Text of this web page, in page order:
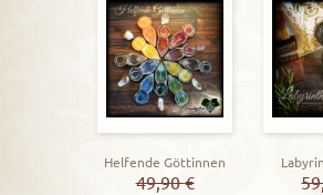
Helfende Göttinnen
49,90€